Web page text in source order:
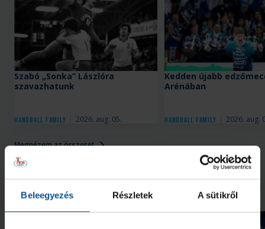
Beleegyezés Részletek A sütikről
Megnézem az összeset
Handball Family 2026. aug. 05.
Szabó „Sonka” Lászlóra
szavazhatunk
Handball Family 2026. aug.
Kedden újabb
Arénában
További friss hírek